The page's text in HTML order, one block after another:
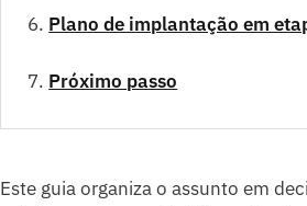
Plano de implantação em
Próximo passo
Este guia organiza o assunto em